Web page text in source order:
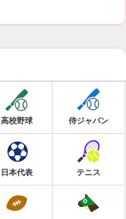
高校野球 侍ジャパン
日本代表 テニス